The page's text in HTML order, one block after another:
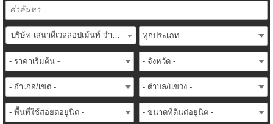
บริษัท เสนาดีเวลลอปเม้นท์ จำกัด (มหาชน) (SENA Development PLC.)